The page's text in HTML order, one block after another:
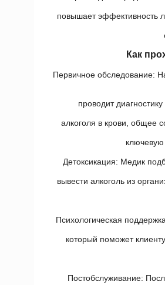
повышает эффективность
Как
Первичное обследование:
проводит
алкоголя в крови, общее
Детоксикация: Медик
вывести алкоголь из
Психологическая
который поможет
Постобслуживание: